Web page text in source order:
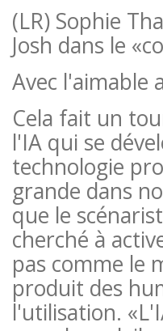
(LR) Sophie
Josh dans le
Avec l'aimable
Cela fait un
l'IA qui se
technologie
grande dans
que le
cherché à
pas comme le
produit des
l'utilisation.